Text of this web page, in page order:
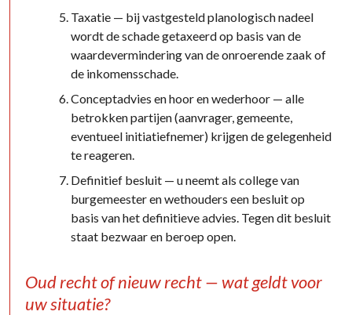
Taxatie — bij vastgesteld planologisch nadeel
wordt de schade getaxeerd op basis van de
waardevermindering van de onroerende zaak of
de inkomensschade.
Conceptadvies en hoor en wederhoor — alle
betrokken partijen (aanvrager, gemeente,
eventueel initiatiefnemer) krijgen de gelegenheid
te reageren.
Definitief besluit — u neemt als college van
burgemeester en wethouders een besluit op
basis van het definitieve advies. Tegen dit besluit
staat bezwaar en beroep open.
Oud recht of nieuw recht — wat geldt voor
uw situatie?